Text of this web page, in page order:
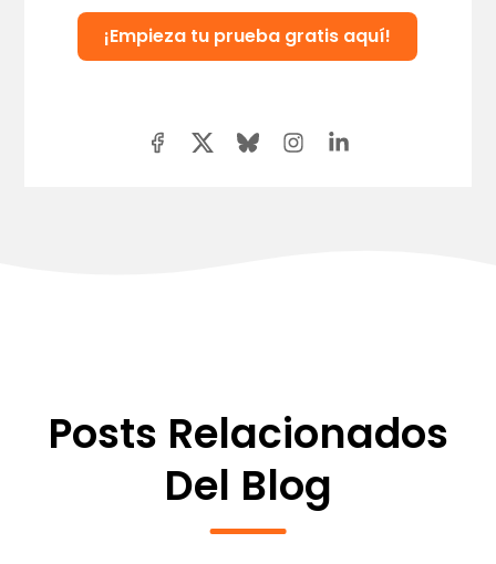
¡Empieza tu prueba gratis aquí!
Posts Relacionados
Del Blog